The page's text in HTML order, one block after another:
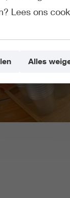
Lees ons
Alles